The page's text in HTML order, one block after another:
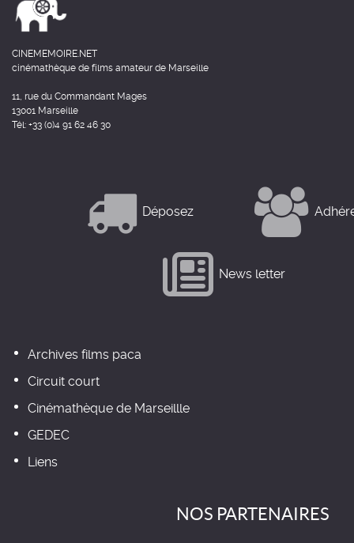
CINEMEMOIRE.NET
cinémathèque de films amateur de Marseille
11, rue du Commandant Mages
13001 Marseille
Tél: +33 (0)4 91 62 46 30
Déposez
News letter
Archives films paca
Circuit court
Cinémathèque de Marseillle
GEDEC
Liens
NOS PARTENAIRES